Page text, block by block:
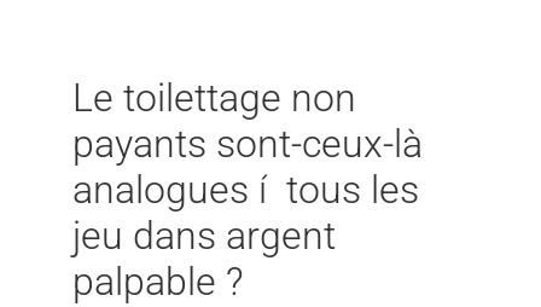
Le toilettage non
payants sont-ceux-là
analogues í tous les
jeu dans argent
palpable ?